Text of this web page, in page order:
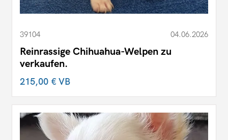
39104 04.06.2026
Reinrassige Chihuahua-Welpen zu
verkaufen.
215,00 €VB